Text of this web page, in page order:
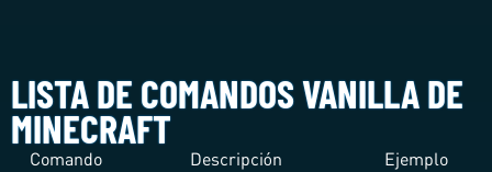
LISTA DE COMANDOS VANILLA DE
MINECRAFT
Comando Descripción Ejemplo